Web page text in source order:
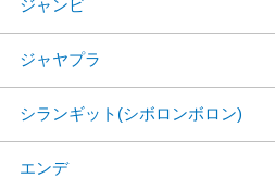
ジャンビ
ジャヤプラ
シランギット(シボロンボロン)
エンデ